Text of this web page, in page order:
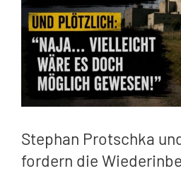
Stephan Protschka
fordern die